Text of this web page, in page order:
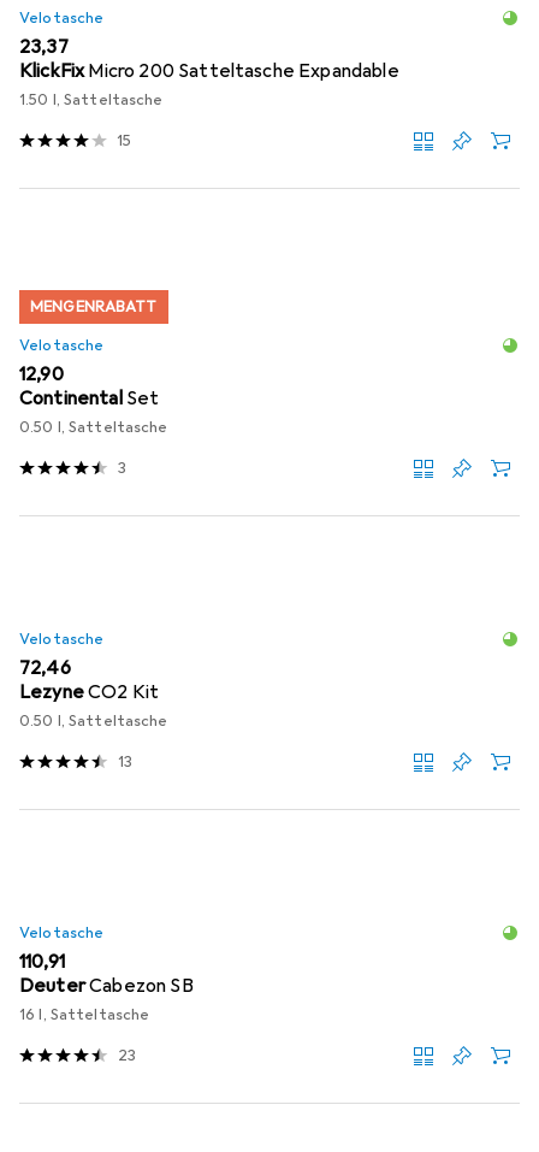
Velotasche
EUR
23,37
KlickFixMicro 200 Satteltasche Expandable
1.50 l, Satteltasche
15
MENGENRABATT
Velotasche
EUR
12,90
Continental Set
0.50 l, Satteltasche
3
Velotasche
EUR
72,46
LezyneCO2 Kit
0.50 l, Satteltasche
13
Velotasche
EUR
110,91
DeuterCabezon SB
16 l, Satteltasche
23